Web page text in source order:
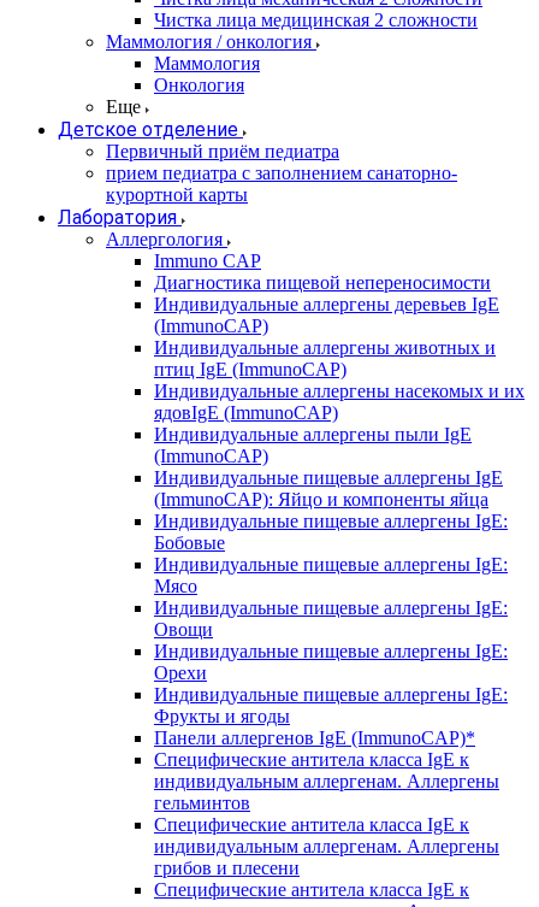
Чистка лица медицинская 2 сложности
Маммология / онкология
Маммология
Онкология
Еще
Детское отделение
Первичный приём педиатра
прием педиатра с заполнением санаторно-
курортной карты
Лаборатория
Аллергология
Immuno CAP
Диагностика пищевой непереносимости
Индивидуальные аллергены деревьев IgE
(ImmunoCAP)
Индивидуальные аллергены животных и
птиц IgE (ImmunoCAP)
Индивидуальные аллергены насекомых и их
ядовIgE (ImmunoCAP)
Индивидуальные аллергены пыли IgE
(ImmunoCAP)
Индивидуальные пищевые аллергены IgE
(ImmunoCAP): Яйцо и компоненты яйца
Индивидуальные пищевые аллергены IgE:
Бобовые
Индивидуальные пищевые аллергены IgE:
Мясо
Индивидуальные пищевые аллергены IgE:
Овощи
Индивидуальные пищевые аллергены IgE:
Орехи
Индивидуальные пищевые аллергены IgE:
Фрукты и ягоды
Панели аллергенов IgE (ImmunoCAP)*
Специфические антитела класса IgE к
индивидуальным аллергенам. Аллергены
гельминтов
Специфические антитела класса IgE к
индивидуальным аллергенам. Аллергены
грибов и плесени
Специфические антитела класса IgE к